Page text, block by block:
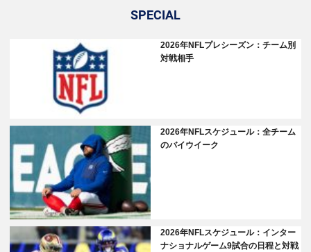
SPECIAL
2026年NFLプレシーズン：チーム別
対戦相手
2026年NFLスケジュール：全チーム
のバイウイーク
2026年NFLスケジュール：インター
ナショナルゲーム9試合の日程と対戦